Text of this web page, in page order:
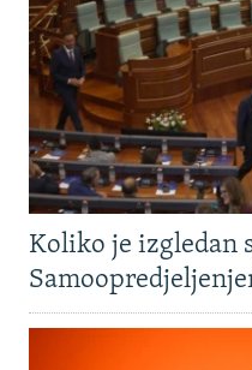
Koliko je izgledan